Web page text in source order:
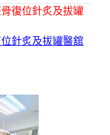
復位針炙及拔罐
針炙及拔罐醫舘